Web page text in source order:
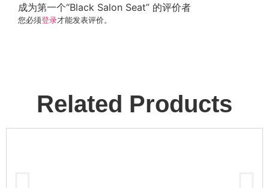
成为第一个“Black Salon Seat” 的评价者
您必须登录才能发表评价。
Related Products